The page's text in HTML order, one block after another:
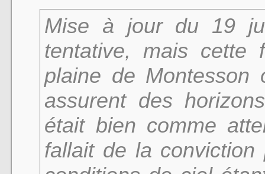
Mise à jour du 19
tentative, mais
plaine de Montesson
assurent des
était bien comme
fallait de la